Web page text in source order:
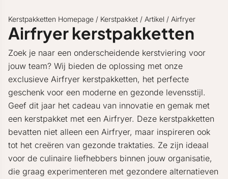
Kerstpakketten Homepage / Kerstpakket / Artikel / Airfryer
Airfryer kerstpakketten
Zoek je naar een onderscheidende kerstviering voor
jouw team? Wij bieden de oplossing met onze
exclusieve Airfryer kerstpakketten, het perfecte
geschenk voor een moderne en gezonde levensstijl.
Geef dit jaar het cadeau van innovatie en gemak met
een kerstpakket met een Airfryer. Deze kerstpakketten
bevatten niet alleen een Airfryer, maar inspireren ook
tot het creëren van gezonde traktaties. Ze zijn ideaal
voor de culinaire liefhebbers binnen jouw organisatie,
die graag experimenteren met gezondere alternatieven